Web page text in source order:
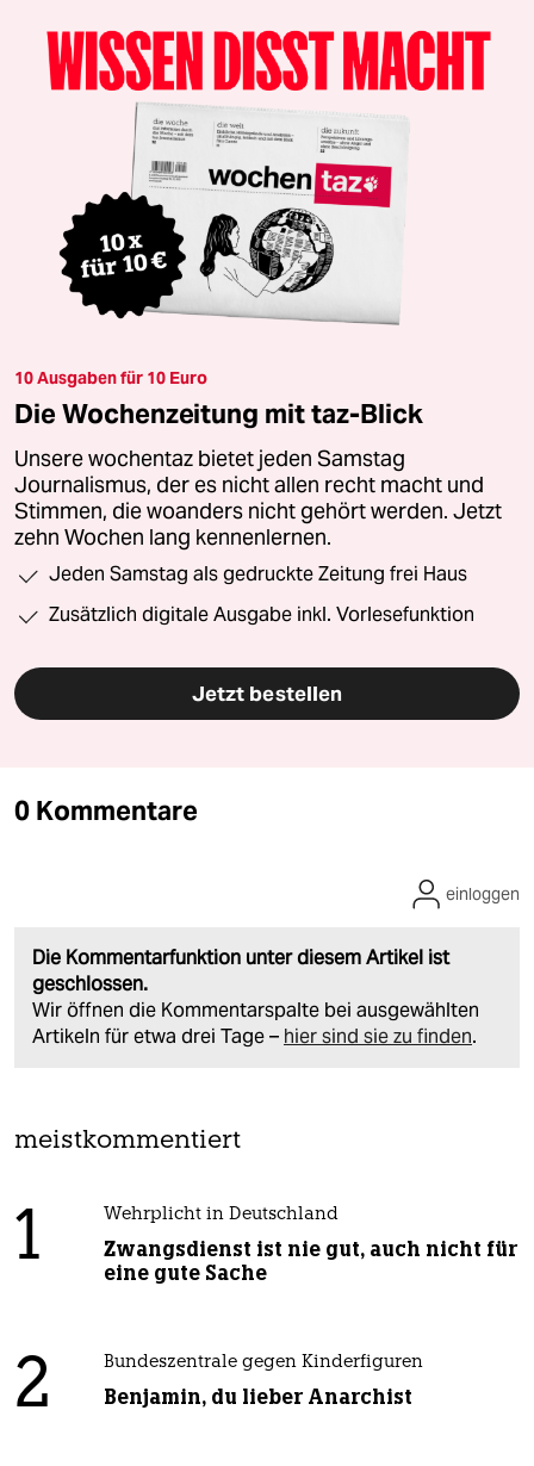
10 Ausgaben für 10 Euro
Die Wochenzeitung mit taz-Blick
Unsere wochentaz bietet jeden Samstag
Journalismus, der es nicht allen recht macht und
Stimmen, die woanders nicht gehört werden. Jetzt
zehn Wochen lang kennenlernen.
Jeden Samstag als gedruckte Zeitung frei Haus
Zusätzlich digitale Ausgabe inkl. Vorlesefunktion
Jetzt bestellen
0 Kommentare
Die Kommentarfunktion unter diesem Artikel ist
geschlossen.
Wir öffnen die Kommentarspalte bei ausgewählten
Artikeln für etwa drei Tage – hier sind sie zu finden.
einloggen
meistkommentiert
1 Wehrplicht in Deutschland
Zwangsdienst ist nie gut, auch nicht für
eine gute Sache
2 Bundeszentrale gegen Kinderfiguren
Benjamin, du lieber Anarchist